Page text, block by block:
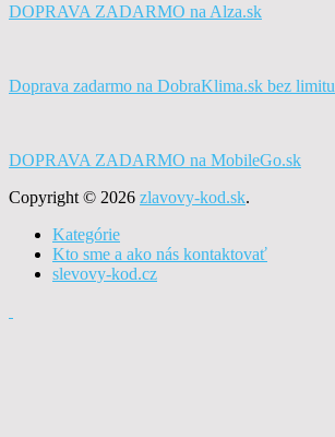
DOPRAVA ZADARMO na Alza.sk
Doprava zadarmo na DobraKlima.sk bez limitu
DOPRAVA ZADARMO na MobileGo.sk
Copyright © 2026 zlavovy-kod.sk.
Kategórie
Kto sme a ako nás kontaktovať
slevovy-kod.cz